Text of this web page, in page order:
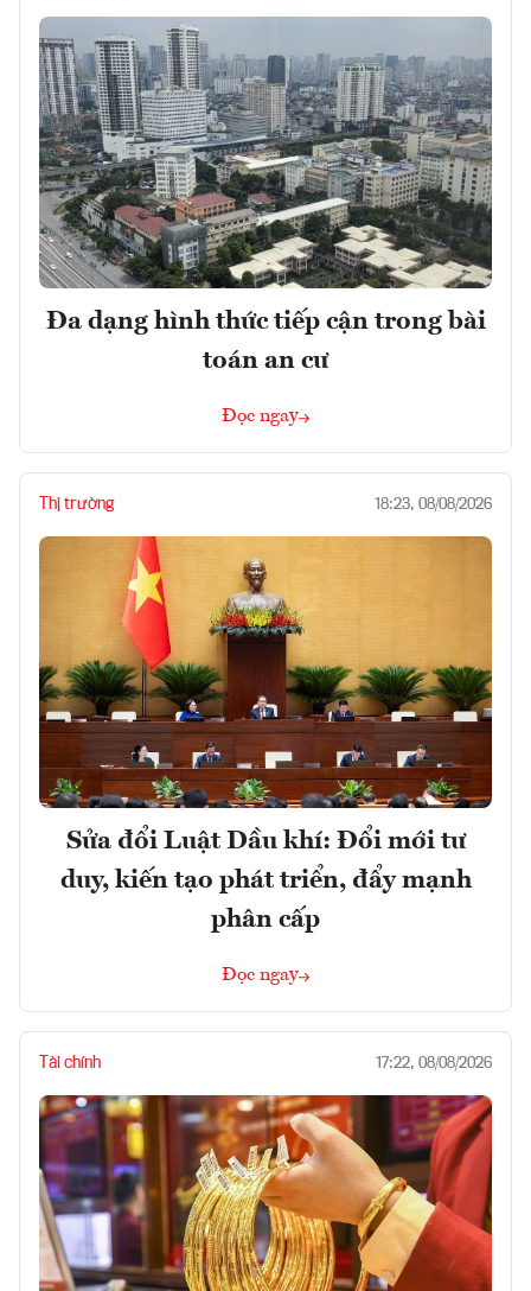
Đa dạng hình thức tiếp cận trong bài
toán an cư
Đọc ngay
Thị trường 18:23, 08/08/2026
Sửa đổi Luật Dầu khí: Đổi mới tư
duy, kiến tạo phát triển, đẩy mạnh
phân cấp
Đọc ngay
Tài chính 17:22, 08/08/2026